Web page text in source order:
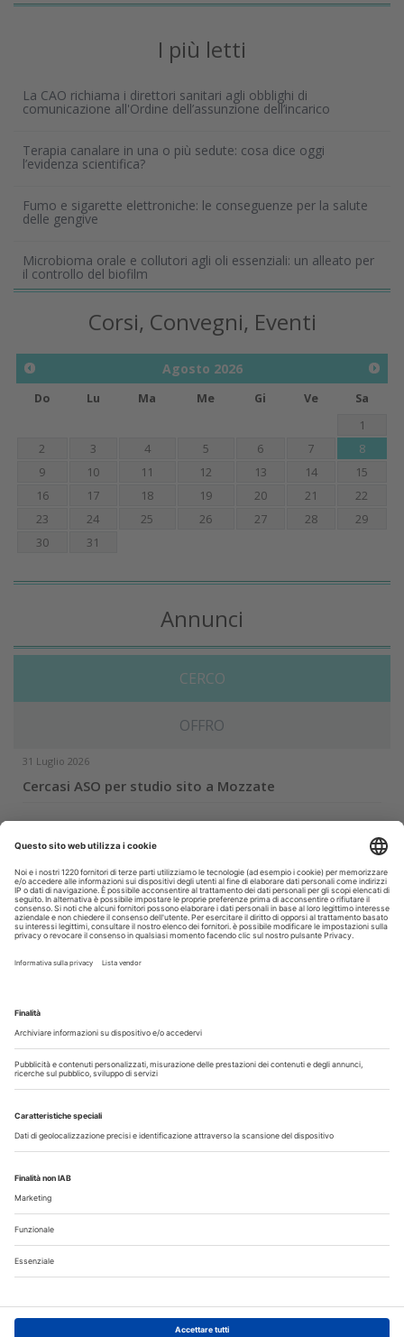
I più letti
La CAO richiama i direttori sanitari agli obblighi di
comunicazione all'Ordine dell’assunzione dell’incarico
Terapia canalare in una o più sedute: cosa dice oggi
l’evidenza scientifica?
Fumo e sigarette elettroniche: le conseguenze per la salute
delle gengive
Microbioma orale e collutori agli oli essenziali: un alleato per
il controllo del biofilm
Corsi, Convegni, Eventi
Agosto 2026
Do Lu Ma Me Gi Ve
Sa
1
2
3 4 5 6 7
8
9
10 11 12 13 14
15
16
17 18 19 20 21
22
23
24 25 26 27 28
29
30
31
Annunci
CERCO
OFFRO
31 Luglio 2026
Cercasi ASO per studio sito a Mozzate
30 Luglio 2026
Cercasi assistente alla poltrona in Cusago
30 Luglio 2026
Pistoia - studio cerca segretaria
Il flusso di lavoro dell’odontoiatra chairside
Odontoiatria33
Copyright © 2026 - All Rights Reserved
Autori